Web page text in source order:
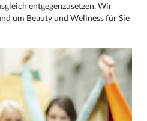
entgegenzusetzen. Wir
um Beauty und Wellness für Sie